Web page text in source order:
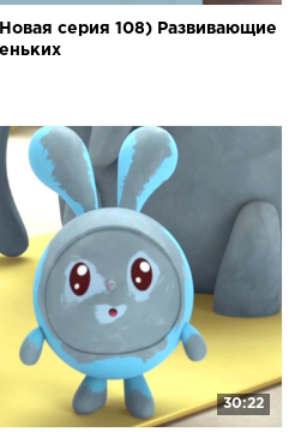
серия 108) Развивающие
30:22